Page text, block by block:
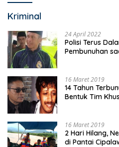
Kriminal
24 April 2022
Polisi Terus
Pembunuhan
16 Maret 2019
14 Tahun
Bentuk Tim
16 Maret 2019
2 Hari Hilang,
di Pantai